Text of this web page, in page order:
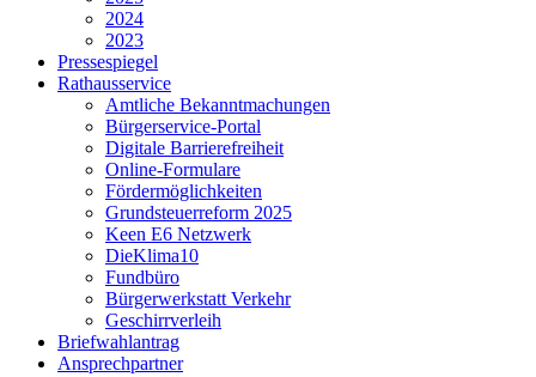
2024
2023
Pressespiegel
Rathausservice
Amtliche Bekanntmachungen
Bürgerservice-Portal
Digitale Barrierefreiheit
Online-Formulare
Fördermöglichkeiten
Grundsteuerreform 2025
Keen E6 Netzwerk
DieKlima10
Fundbüro
Bürgerwerkstatt Verkehr
Geschirrverleih
Briefwahlantrag
Ansprechpartner